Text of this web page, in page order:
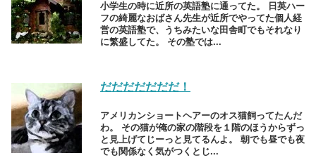
小学生の時に近所の英語塾に通ってた。 日英ハー
フの綺麗なおばさん先生が近所でやってた個人経
営の英語塾で、うちみたいな田舎町でもそれなり
に繁盛してた。 その塾では...
だだだだだだだ！
アメリカンショートヘアーのオス猫飼ってたんだ
わ。 その猫が俺の家の階段を１階のほうからずっ
と見上げてじーっと見てるんよ。 朝でも昼でも夜
でも関係なく気がつくとじ...